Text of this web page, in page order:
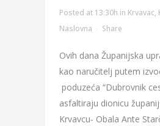
Posted at 13:30h in Krvavac,
Naslovna
Share
Ovih dana Županijska
kao naručitelj putem
poduzeća “Dubrovnik
asfaltiraju dionicu
Krvavcu- Obala Ante